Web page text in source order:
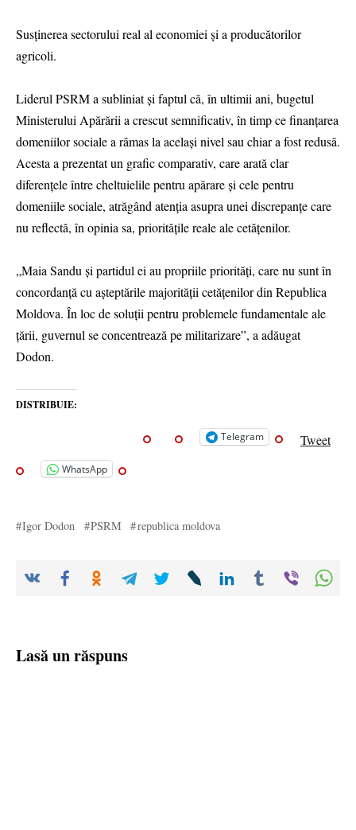
Susținerea sectorului real al economiei și a producătorilor
agricoli.
Liderul PSRM a subliniat și faptul că, în ultimii ani, bugetul
Ministerului Apărării a crescut semnificativ, în timp ce finanțarea
domeniilor sociale a rămas la același nivel sau chiar a fost redusă.
Acesta a prezentat un grafic comparativ, care arată clar
diferențele între cheltuielile pentru apărare și cele pentru
domeniile sociale, atrăgând atenția asupra unei discrepanțe care
nu reflectă, în opinia sa, prioritățile reale ale cetățenilor.
„Maia Sandu și partidul ei au propriile priorități, care nu sunt în
concordanță cu așteptările majorității cetățenilor din Republica
Moldova. În loc de soluții pentru problemele fundamentale ale
țării, guvernul se concentrează pe militarizare”, a adăugat
Dodon.
DISTRIBUIE:
Telegram Tweet
WhatsApp
Igor Dodon PSRM republica moldova
Lasă un răspuns